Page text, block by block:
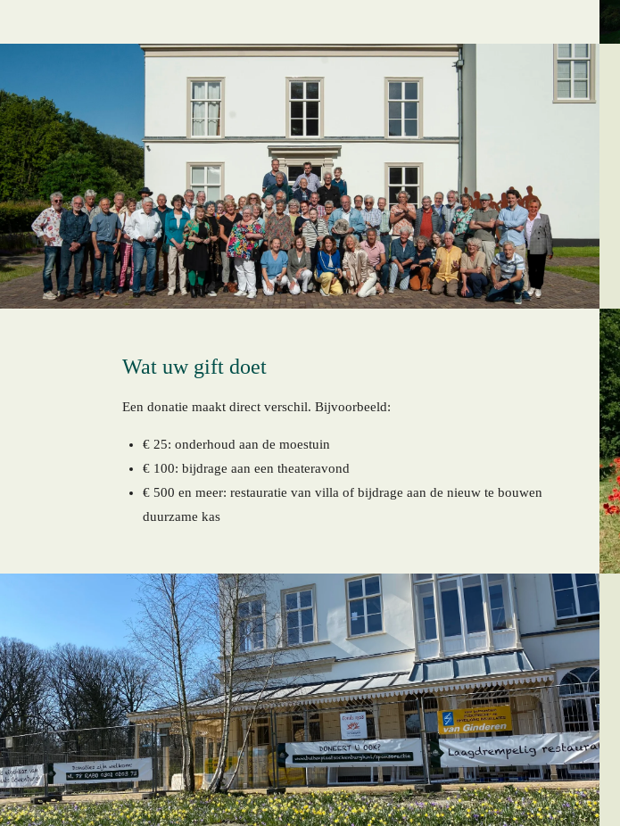
Wat uw gift doet
Een donatie maakt direct verschil. Bijvoorbeeld:
€ 25: onderhoud aan de moestuin
€ 100: bijdrage aan een theateravond
€ 500 en meer: restauratie van villa of bijdrage aan de nieuw te bouwen
duurzame kas